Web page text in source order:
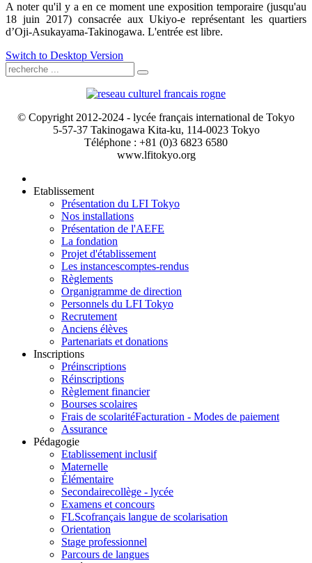
A noter qu'il y a en ce moment une exposition temporaire (jusqu'au
18 juin 2017) consacrée aux Ukiyo-e représentant les quartiers
d’Oji-Asukayama-Takinogawa. L'entrée est libre.
Switch to Desktop Version
© Copyright 2012-2024 - lycée français international de Tokyo
5-57-37 Takinogawa Kita-ku, 114-0023 Tokyo
Téléphone : +81 (0)3 6823 6580
www.lfitokyo.org
Etablissement
Présentation du LFI Tokyo
Nos installations
Présentation de l'AEFE
La fondation
Projet d'établissement
Les instancescomptes-rendus
Règlements
Organigramme de direction
Personnels du LFI Tokyo
Recrutement
Anciens élèves
Partenariats et donations
Inscriptions
Préinscriptions
Réinscriptions
Règlement financier
Bourses scolaires
Frais de scolaritéFacturation - Modes de paiement
Assurance
Pédagogie
Etablissement inclusif
Maternelle
Élémentaire
Secondairecollège - lycée
Examens et concours
FLScofrançais langue de scolarisation
Orientation
Stage professionnel
Parcours de langues